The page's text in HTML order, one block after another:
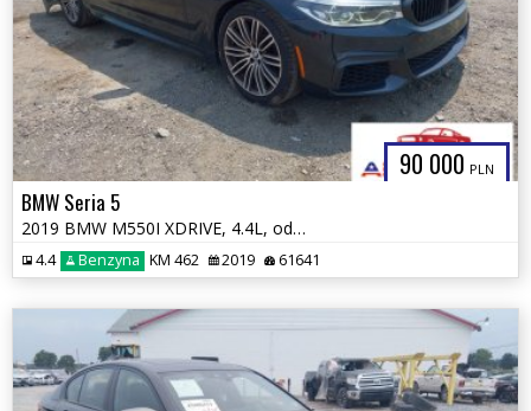
90 000 PLN
BMW Seria 5
2019 BMW M550I XDRIVE, 4.4L, od ubezpieczalni
4.4 Benzyna KM 462 2019 61641